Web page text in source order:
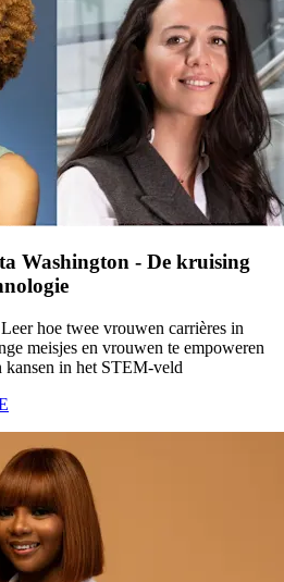
Washington - De kruising
hoe twee vrouwen carrières in
meisjes en vrouwen te empoweren
kansen in het STEM-veld